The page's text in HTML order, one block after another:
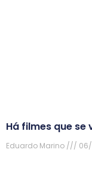
Há filmes que se
Eduardo Marino